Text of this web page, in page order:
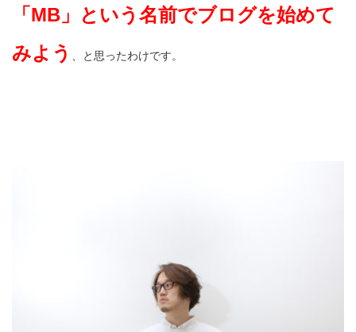
「MB」という名前でブログを始めて
みよう
、と思ったわけです。